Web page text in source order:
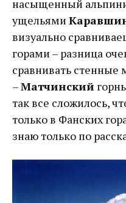
насыщенный
ущельями
визуально
горами – разница
сравнивать
–Матчинский
так все сложилось,
только в Фанских
знаю только по